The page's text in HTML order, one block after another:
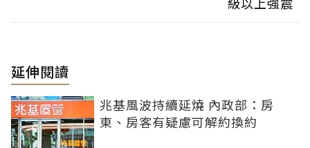
延伸閱讀
兆基風波持續延燒 內政部：房
東、房客有疑慮可解約換約